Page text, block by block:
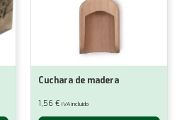
Cuchara de madera
1,56 € IVA incluido